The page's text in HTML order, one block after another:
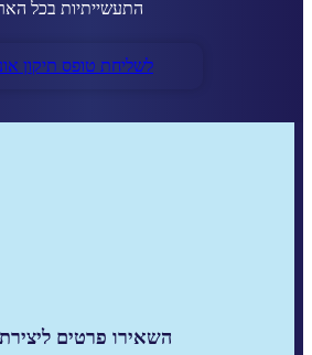
התעשייתיות בכל
לשליחת טופס תיקון
השאירו פרטים